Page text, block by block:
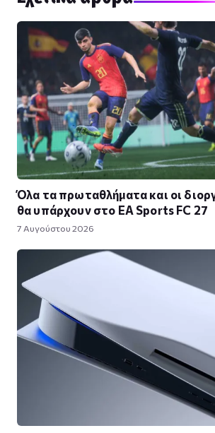
Όλα τα πρωταθλήματα και οι
θα υπάρχουν στο EA Sports FC 27
7 Αυγούστου 2026